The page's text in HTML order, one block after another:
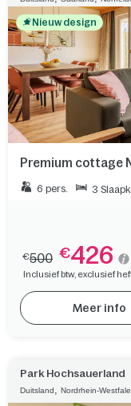
Nieuw design
Premium cottage
6 pers. 3
€500 €426
Inclusief btw, exclusief
Meer info
Park Hochsauerland
Duitsland, Nordrhein-